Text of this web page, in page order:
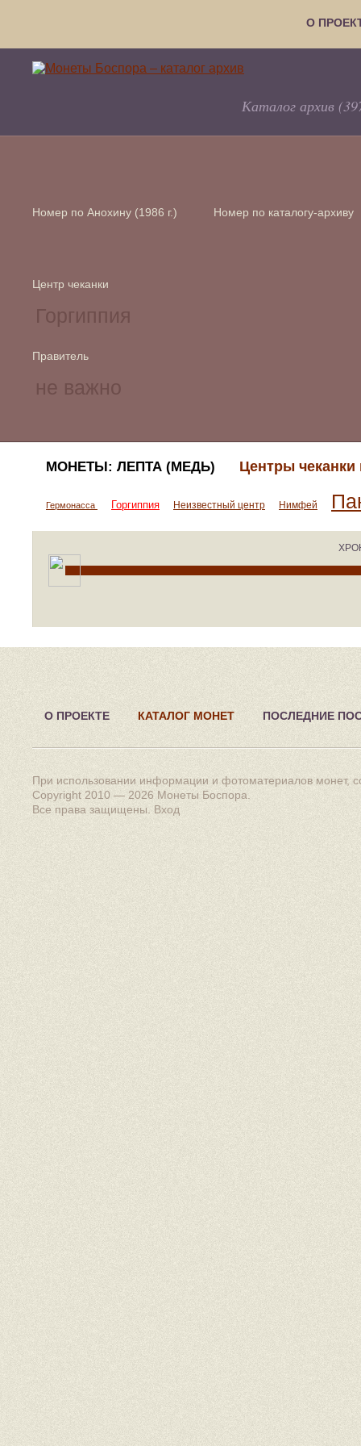
О
Каталог архив
Номер по Анохину (1986 г.) Номер по каталогу-архиву
Центр чеканки
Правитель
МОНЕТЫ: ЛЕПТА (МЕДЬ) Центры чеканки
Гермонасса Горгиппия Неизвестный центр Нимфей
О ПРОЕКТЕ КАТАЛОГ МОНЕТ ПОСЛЕДНИЕ
При использовании информации и фотоматериалов монет,
Copyright 2010 — 2026 Монеты Боспора
Все права защищены. Вход